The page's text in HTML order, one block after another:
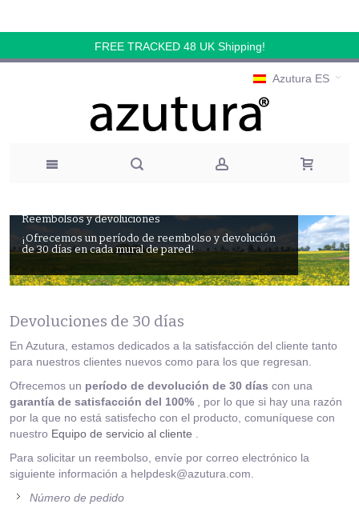
FREE TRACKED 48 UK Shipping!
Azutura ES
Reembolsos y devoluciones
¡Ofrecemos un período de reembolso y devolución
de 30 días en cada mural de pared!
Devoluciones de 30 días
En Azutura, estamos dedicados a la satisfacción del cliente tanto
para nuestros clientes nuevos como para los que regresan.
Ofrecemos un período de devolución de 30 días con una
garantía de satisfacción del 100% , por lo que si hay una razón
por la que no está satisfecho con el producto, comuníquese con
nuestro Equipo de servicio al cliente .
Para solicitar un reembolso, envíe por correo electrónico la
siguiente información a helpdesk@azutura.com.
Número de pedido